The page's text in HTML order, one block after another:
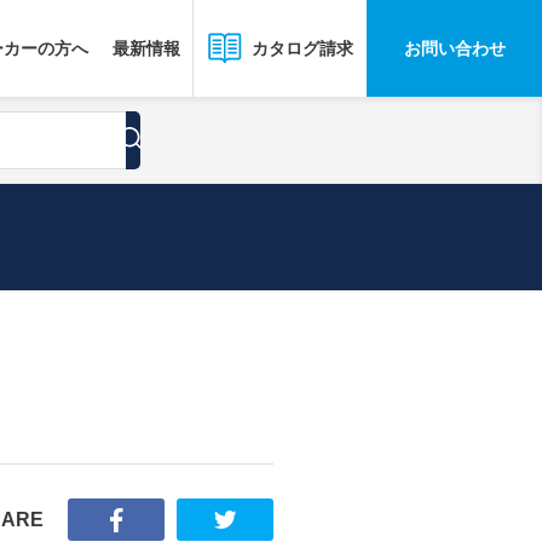
ーの方へ 最新情報 カタログ請求 お問い合わせ